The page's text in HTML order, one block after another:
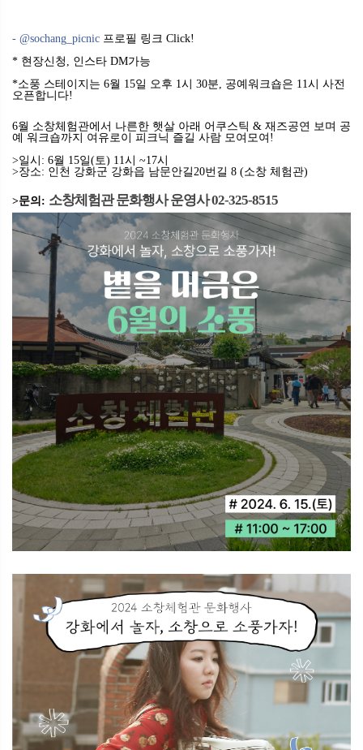
- @sochang_picnic 프로필 링크 Click!
* 현장신청 , 인스타 DM가능
*소풍 스테이지는 6월 15일 오후 1시 30분, 공예워크숍은 11시
사전
오픈합니다!
6월 소창체험관에서 나른한 햇살 아래 어쿠스틱 & 재즈공연 보며 공
예 워크숍까지 여유로이 피크닉 즐길 사람 모여모여!
>일시 : 6월 15일(토) 11시 ~17시
>장소: 인천 강화군 강화읍 남문안길20번길 8 (소창 체험관)
>문의: 소창체험관 문화행사 운영사 02-325-8515